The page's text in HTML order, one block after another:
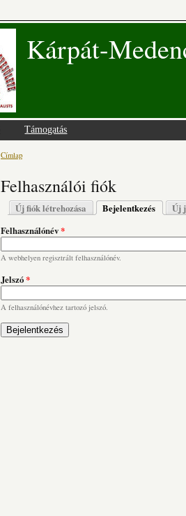
Kárpát-
Támogatás
Jelenlegi hely
Címlap
Felhasználói fiók
Elsődleges fülek
Új fiók létrehozása Bejelentkezés (aktív
Új
Felhasználónév*
A webhelyen regisztrált felhasználónév.
Jelszó*
A felhasználónévhez tartozó jelszó.